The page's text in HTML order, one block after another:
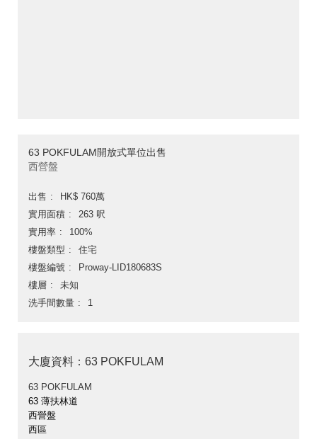
63 POKFULAM開放式單位出售
西營盤
出售
HK$ 760萬
實用面積
263 呎
實用率
100%
樓盤類型
住宅
樓盤編號
Proway-LID180683S
樓層
未知
洗手間數量
1
大廈資料：63 POKFULAM
63 POKFULAM
63 薄扶林道
西營盤
西區